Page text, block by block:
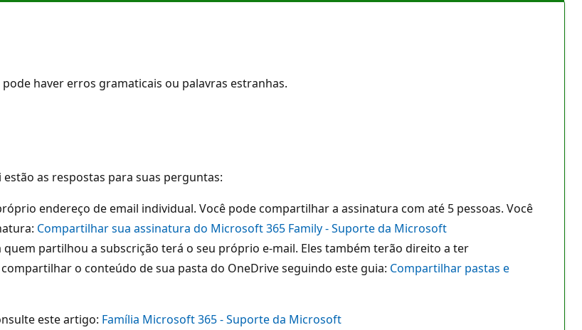
haver erros gramaticais ou palavras estranhas.
as respostas para suas perguntas:
endereço de email individual. Você pode compartilhar a assinatura com até 5 pessoas. Você
Compartilhar sua assinatura do Microsoft 365 Family - Suporte da Microsoft
quem partilhou a subscrição terá o seu próprio e-mail. Eles também terão direito a ter
o conteúdo de sua pasta do OneDrive seguindo este guia: Compartilhar pastas e
este artigo: Família Microsoft 365 - Suporte da Microsoft